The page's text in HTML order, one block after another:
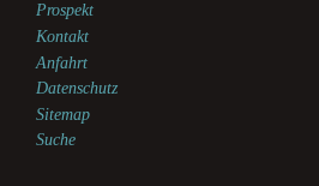
Prospekt
Kontakt
Anfahrt
Datenschutz
Sitemap
Suche